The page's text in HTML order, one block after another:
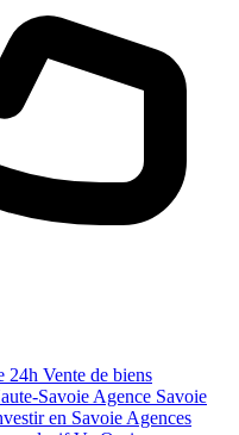
24h Vente de biens
Savoie Agence Savoie
en Savoie Agences